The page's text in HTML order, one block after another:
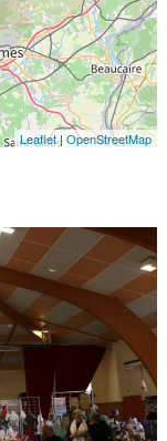
Leaflet|OpenStreetMap